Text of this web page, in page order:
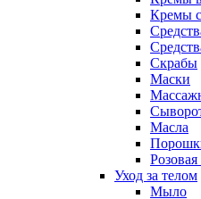
Кремы
Скрабы
Маски
Масла
Уход за телом
Мыло